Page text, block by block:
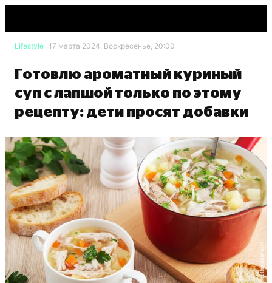
Lifestyle 17 марта 2024, Воскресенье, 20:00
Готовлю ароматный куриный
суп с лапшой только по этому
рецепту: дети просят добавки
shutterstock.com